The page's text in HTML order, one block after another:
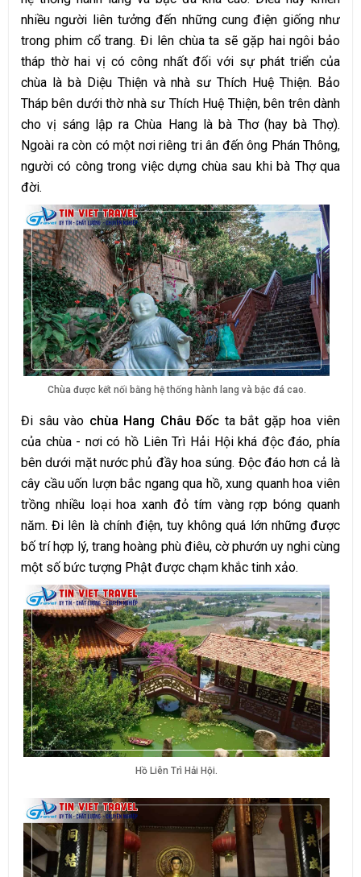
nhiều người liên tưởng đến những cung điện giống như
trong phim cổ trang. Đi lên chùa ta sẽ gặp hai ngôi bảo
tháp thờ hai vị có công nhất đối với sự phát triển của
chùa là bà Diệu Thiện và nhà sư Thích Huệ Thiện. Bảo
Tháp bên dưới thờ nhà sư Thích Huệ Thiện, bên trên dành
cho vị sáng lập ra Chùa Hang là bà Thơ (hay bà Thợ).
Ngoài ra còn có một nơi riêng tri ân đến ông Phán Thông,
người có công trong việc dựng chùa sau khi bà Thợ qua
đời.
Chùa được kết nối bằng hệ thống hành lang và bậc đá cao.
Đi sâu vào chùa Hang Châu Đốc ta bắt gặp hoa viên
của chùa - nơi có hồ Liên Trì Hải Hội khá độc đáo, phía
bên dưới mặt nước phủ đầy hoa súng. Độc đáo hơn cả là
cây cầu uốn lượn bắc ngang qua hồ, xung quanh hoa viên
trồng nhiều loại hoa xanh đỏ tím vàng rợp bóng quanh
năm. Đi lên là chính điện, tuy không quá lớn những được
bố trí hợp lý, trang hoàng phù điêu, cờ phướn uy nghi cùng
một số bức tượng Phật được chạm khắc tinh xảo.
Hồ Liên Trì Hải Hội.